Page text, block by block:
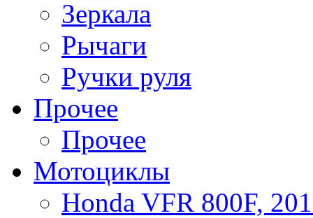
Зеркала
Рычаги
Ручки руля
Прочее
Прочее
Мотоциклы
Honda VFR 800F,